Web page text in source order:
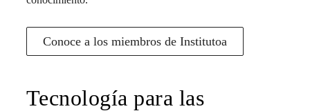
Conoce a los miembros de Institutoa
Tecnología para las